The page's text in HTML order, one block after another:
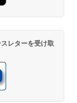
レターを受け取